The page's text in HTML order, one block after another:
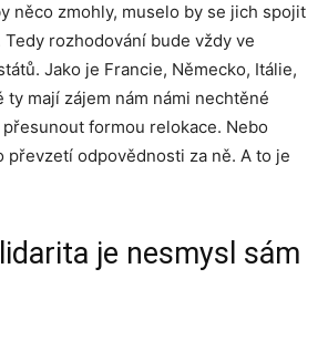
něco zmohly, muselo by se jich spojit
rozhodování bude vždy ve
Jako je Francie, Německo, Itálie,
ty mají zájem nám námi nechtěné
formou relokace. Nebo
převzetí odpovědnosti za ně. A to je
je nesmysl sám